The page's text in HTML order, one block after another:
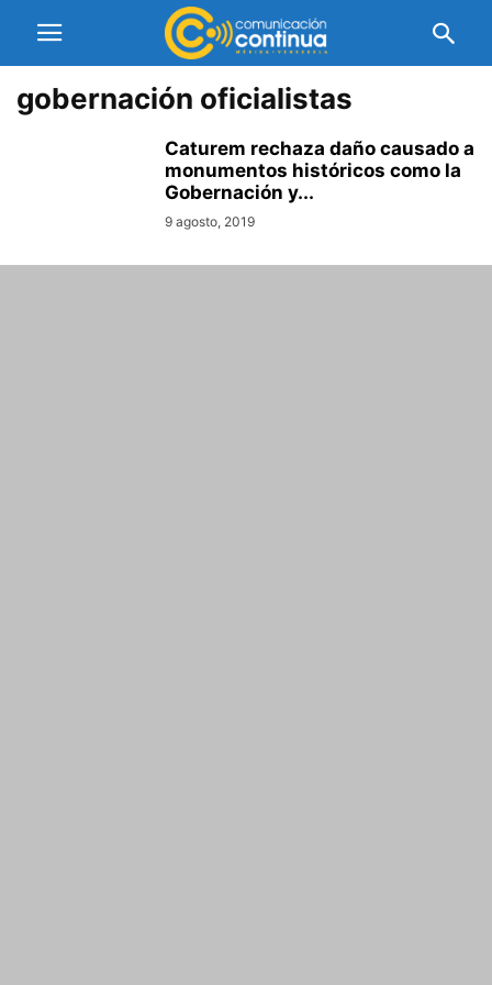
gobernación oficialistas
Caturem rechaza daño causado a
monumentos históricos como la
Gobernación y...
9 agosto, 2019